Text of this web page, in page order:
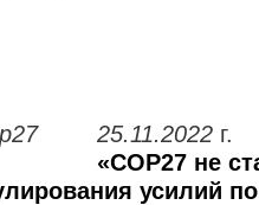
25.11.2022г.
«COP27 не
усилий